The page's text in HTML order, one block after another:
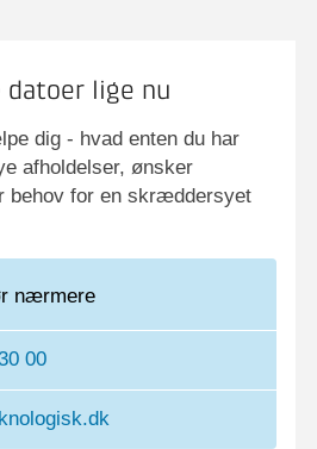
datoer lige nu
dig - hvad enten du har
afholdelser, ønsker
behov for en skræddersyet
nærmere
00